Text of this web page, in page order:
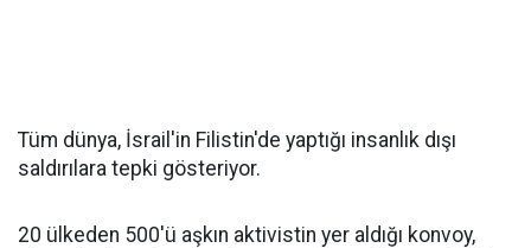
Tüm dünya, İsrail'in Filistin'de yaptığı insanlık dışı
saldırılara tepki gösteriyor.
20 ülkeden 500'ü aşkın aktivistin yer aldığı konvoy,